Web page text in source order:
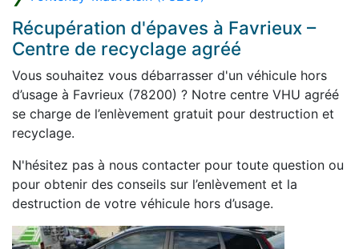
Récupération d'épaves à Favrieux –
Centre de recyclage agréé
Vous souhaitez vous débarrasser d'un véhicule hors
d’usage à Favrieux (78200) ? Notre centre VHU agréé
se charge de l’enlèvement gratuit pour destruction et
recyclage.
N'hésitez pas à nous contacter pour toute question ou
pour obtenir des conseils sur l’enlèvement et la
destruction de votre véhicule hors d’usage.